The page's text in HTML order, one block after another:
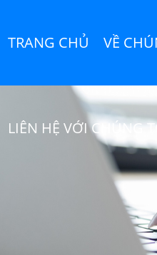
TRANG CHỦ VỀ
LIÊN HỆ VỚI CHÚNG